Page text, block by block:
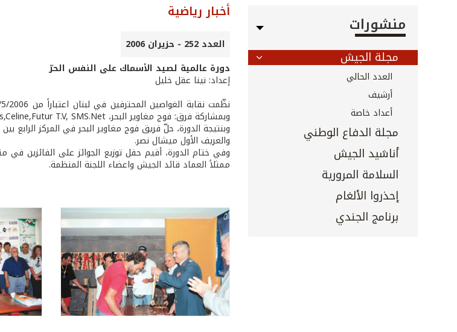
منشورات
مجلة الجيش
العدد الحالي
أرشيف
أعداد خاصة
مجلة الدفاع الوطني
أناشيد الجيش
السلامة المرورية
إحذروا الألغام
برنامج الجندي
أخبار رياضية
العدد 252 - حزيران 2006
دورة عالمية لصيد الأسماك على النفس الحرّ
إعداد: نينا عقل خليل
وبمشاركة فرق: فوج مغاوير البحر، Baracuda,Easy Divers,Celine,Futur T.V, SMS.Net والدفاع المدني.
وبنتيجة الدورة، حلّ فريق فوج مغاوير البحر في المركز
والعريف الأول ميشال نصر.
وفي ختام الدورة، أقيم حفل توزيع الجوائز على الفائزين
ممثلاً العماد قائد الجيش واعضاء اللجنة المنظمة.